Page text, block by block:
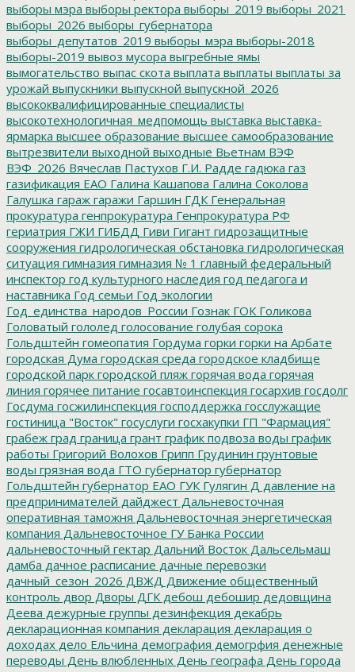
выборы мэра выборы ректора выборы_2019 выборы_2021
выборы_2026 выборы_губернатора
выборы_депутатов_2019 выборы_мэра выборы-2018
выборы-2019 вывоз мусора выгребные ямы
вымогательство выпас скота выплата выплаты выплаты за
урожай выпускники выпускной выпускной_2026
высококвалифицированные специалисты
высокотехнологичная_медпомощь выставка выставка-
ярмарка высшее образование высшее самообразование
вытрезвители выходной выходные Вьетнам ВЭФ
ВЭФ_2026 Вячеслав Пастухов Г.И. Радде гадюка газ
газификация ЕАО Галина Кашапова Галина Соколова
Галушка гараж гаражи Гаршин ГДК Генеральная
прокуратура генпрокуратура Генпрокуратура РФ
гериатрия ГЖИ ГИБДД Гиви Гигант гидрозащитные
сооружения гидрологическая обстановка гидрологическая
ситуация гимназия гимназия № 1 главный федеральный
инспектор год культурного наследия год педагога и
наставника Год семьи Год экологии
Год_единства_народов_России Гознак ГОК Голикова
Головатый гололед голосование голубая сорока
Гольдштейн гомеопатия Гордума горки горки на Арбате
городская Дума городская среда городское кладбище
городской парк городской пляж горячая вода горячая
линия горячее питание госавтоинспекция госархив госдолг
Госдума госжилинспекция господдержка госслужащие
гостиница "Восток" госуслуги госхакупки ГП "Фармация"
грабеж град граница грант график подвоза воды график
работы Григорий Волохов Грипп Грудинин грунтовые
воды грязная вода ГТО губернатор губернатор
Гольдштейн губернатор ЕАО ГУК Гулягин Д давление на
предпринимателей дайджест Дальневосточная
оперативная таможня Дальневосточная энергетическая
компания Дальневосточное ГУ Банка России
дальневосточный гектар Дальний Восток Дальсельмаш
дамба дачное расписание дачные перевозки
дачный_сезон_2026 ДВЖД Движение общественный
контроль двор Дворы ДГК дебош дебошир дедовщина
Деева дежурные группы дезинфекция декабрь
декларационная компания декларация декларация о
доходах дело Ельчина демография демогрфия денежные
переводы День влюбленных День географа День города